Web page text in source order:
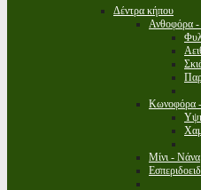
Δέντρα κήπου
Ανθοφόρα -
Κωνοφόρα -
Μίνι - Νάνα